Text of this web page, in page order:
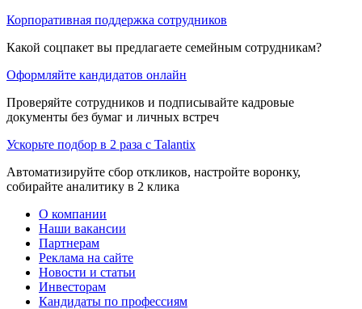
Корпоративная поддержка сотрудников
Какой соцпакет вы предлагаете семейным сотрудникам?
Оформляйте кандидатов онлайн
Проверяйте сотрудников и подписывайте кадровые
документы без бумаг и личных встреч
Ускорьте подбор в 2 раза с Talantix
Автоматизируйте сбор откликов, настройте воронку,
собирайте аналитику в 2 клика
О компании
Наши вакансии
Партнерам
Реклама на сайте
Новости и статьи
Инвесторам
Кандидаты по профессиям